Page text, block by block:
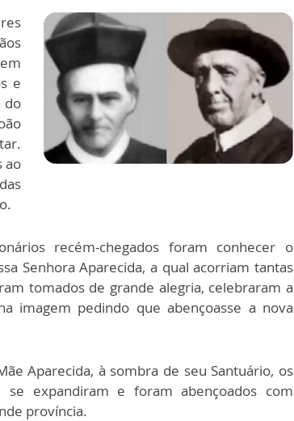
e
do
ao
recém-chegados foram conhecer o
Senhora Aparecida, a qual acorriam tantas
tomados de grande alegria, celebraram a
imagem pedindo que abençoasse a nova
Aparecida, à sombra de seu Santuário, os
se expandiram e foram abençoados com
província.